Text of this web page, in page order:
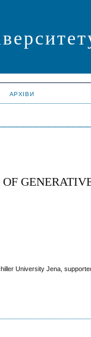
АРХІВИ
University Jena,